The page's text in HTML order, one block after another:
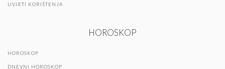
UVJETI KORIŠTENJA
HOROSKOP
HOROSKOP
DNEVNI HOROSKOP